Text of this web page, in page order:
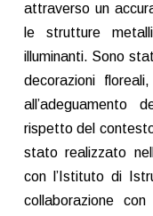
attraverso un
le strutture
illuminanti. Sono
decorazioni
all’adeguamento
rispetto del
stato realizzato
con l’Istituto di
collaborazione